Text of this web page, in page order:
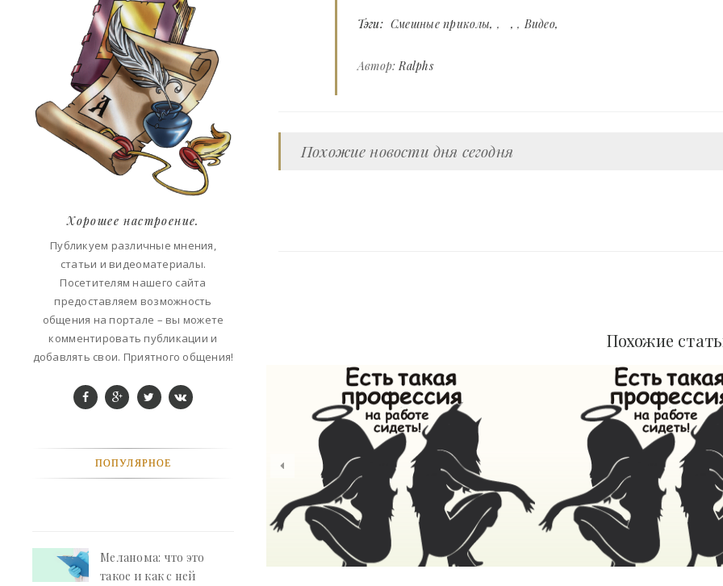
Тэги: Смешные приколы , ,Видео
Автор:Ralphs
Похожие новости дня сегодня
Похожие
ПОДРОСТКИ
ГОРОДА
ЭКСПЕРЕМЕНТЫ
ЖИЛЬЕ
ЗВЕЗДЫ
Хорошее настроение.
Публикуем различные мнения,
статьи и видеоматериалы.
Посетителям нашего сайта
предоставляем возможность
общения на портале – вы можете
комментировать публикации и
добавлять свои. Приятного общения!
ПОПУЛЯРНОЕ
Меланома: что это
такое и как с ней